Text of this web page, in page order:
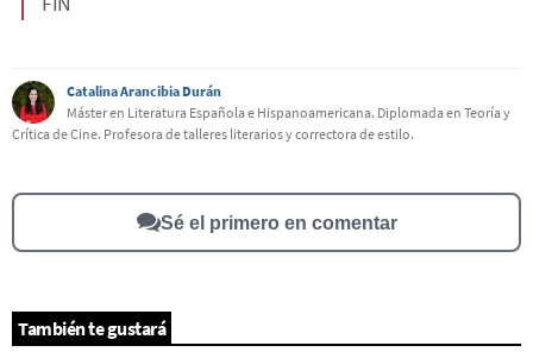
Catalina Arancibia Durán
Máster en Literatura Española e Hispanoamericana. Diplomada en Teoría y
Crítica de Cine. Profesora de talleres literarios y correctora de estilo.
Sé el primero en comentar
También te gustará